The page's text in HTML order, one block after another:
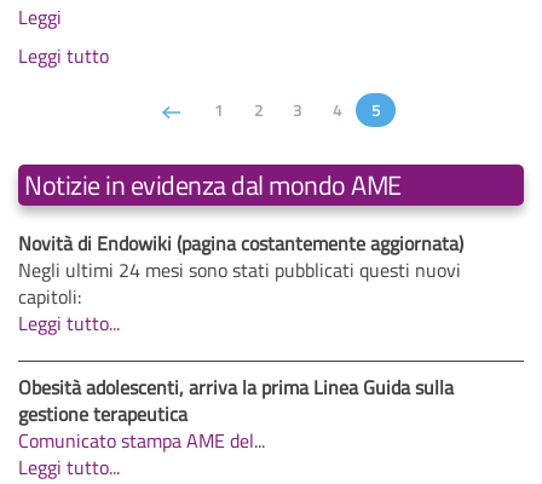
Leggi
Leggi tutto
1 2 3 4 5
Notizie in evidenza dal mondo AME
Novità di Endowiki (pagina costantemente aggiornata)
Negli ultimi 24 mesi sono stati pubblicati questi nuovi
capitoli:
Leggi tutto...
Obesità adolescenti, arriva la prima Linea Guida sulla
gestione terapeutica
Comunicato stampa AME del...
Leggi tutto...